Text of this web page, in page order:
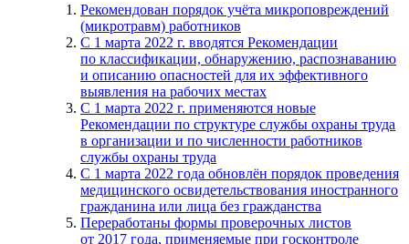
Рекомендован порядок учёта микроповреждений
(микротравм) работников
С 1 марта 2022 г. вводятся Рекомендации
по классификации, обнаружению, распознаванию
и описанию опасностей для их эффективного
выявления на рабочих местах
С 1 марта 2022 г. применяются новые
Рекомендации по структуре службы охраны труда
в организации и по численности работников
службы охраны труда
С 1 марта 2022 года обновлён порядок проведения
медицинского освидетельствования иностранного
гражданина или лица без гражданства
Переработаны формы проверочных листов
от 2017 года, применяемые при госконтроле